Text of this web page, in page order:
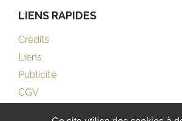
LIENS RAPIDES
Crédits
Liens
Publicité
CGV